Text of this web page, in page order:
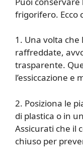
frigorifero. Ecco
1. Una volta
raffreddate,
trasparente.
l’essiccazione
2. Posiziona le
di plastica o in
Assicurati che il
chiuso per